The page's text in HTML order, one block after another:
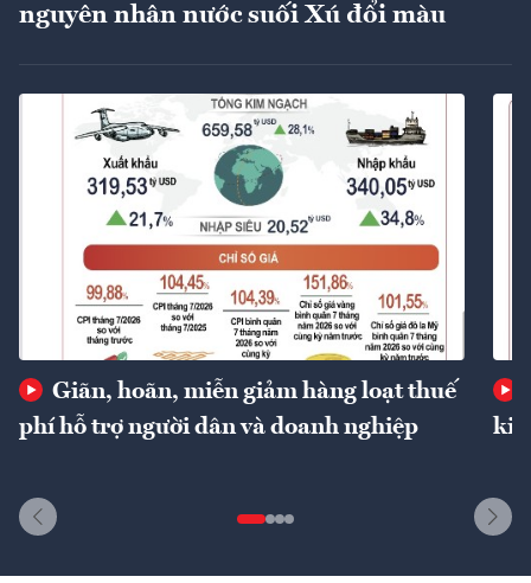
nguyên nhân nước suối Xú đổi màu
Giãn, hoãn, miễn giảm hàng loạt thuế
phí hỗ trợ người dân và doanh nghiệp